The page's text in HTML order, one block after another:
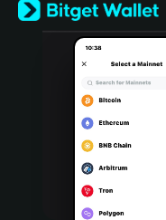
Türkçe
Italiano
Português (Portugal)
Bahasa Indonesia